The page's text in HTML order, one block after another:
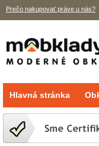
Prečo nakupovať práve u nás?
Hlavná stránka